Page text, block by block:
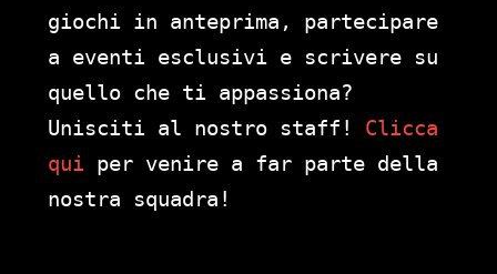
giochi in anteprima, partecipare
a eventi esclusivi e scrivere su
quello che ti appassiona?
Unisciti al nostro staff! Clicca
qui per venire a far parte della
nostra squadra!